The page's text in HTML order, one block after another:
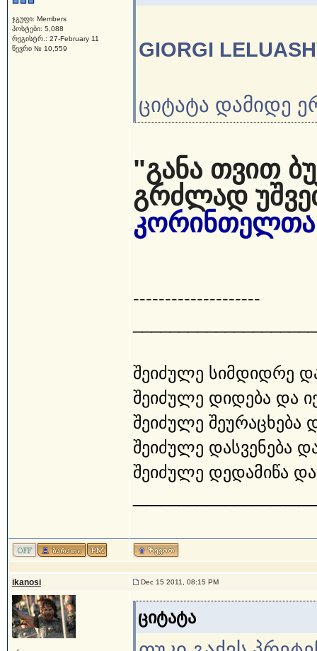
ჯგუფი: Members
პოსტები: 5,088
რეგისტრ.: 27-February 11
წევრი № 10,559
GIORGI
ციტატა დამიდე
"განა თვით
გრძლად
კორინთელთა
--------------------
შეიძულე სიმდიდრე
შეიძულე დიდება და
შეიძულე შეურაცხება
შეიძულე დასვენება
შეიძულე დედამიწა და
ikanosi Dec 15 2011, 08:15 PM
ციტატა